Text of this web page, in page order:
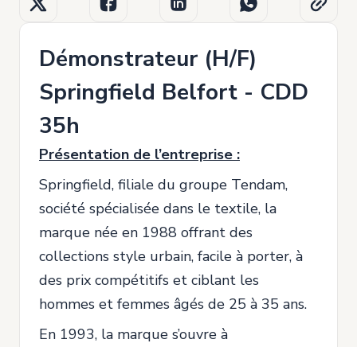
Démonstrateur (H/F)
Springfield Belfort - CDD
35h
Présentation de l’entreprise :
Springfield, filiale du groupe Tendam,
société spécialisée dans le textile, la
marque née en 1988 offrant des
collections style urbain, facile à porter, à
des prix compétitifs et ciblant les
hommes et femmes âgés de 25 à 35 ans.
En 1993, la marque s’ouvre à